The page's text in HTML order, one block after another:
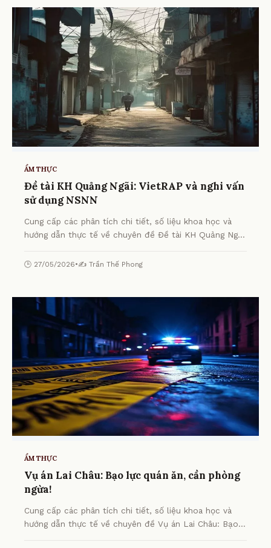
ẨM THỰC
Đề tài KH Quảng Ngãi: VietRAP và nghi vấn
sử dụng NSNN
Cung cấp các phân tích chi tiết, số liệu khoa học và
hướng dẫn thực tế về chuyên đề Đề tài KH Quảng Ngãi:
🕒 27/05/2026•✍️ Trần Thế Phong
ẨM THỰC
Vụ án Lai Châu: Bạo lực quán ăn, cần phòng
ngừa!
Cung cấp các phân tích chi tiết, số liệu khoa học và
hướng dẫn thực tế về chuyên đề Vụ án Lai Châu: Bạo